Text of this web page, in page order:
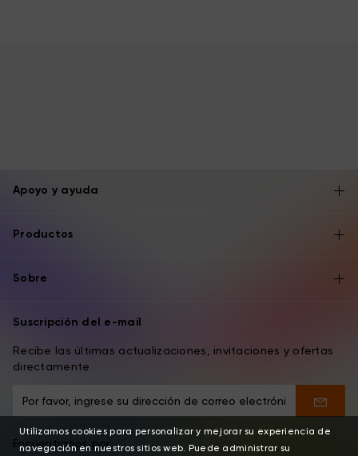
Apoyo y ayuda
Productos
Sobre
Suscripción del e-mail
Recibe las últimas actualizaciones, invitaciones y ofertas
directamente
Encuentranos por
Utilizamos cookies para personalizar y mejorar su experiencia de
navegación en nuestros sitios web. Puede administrar su